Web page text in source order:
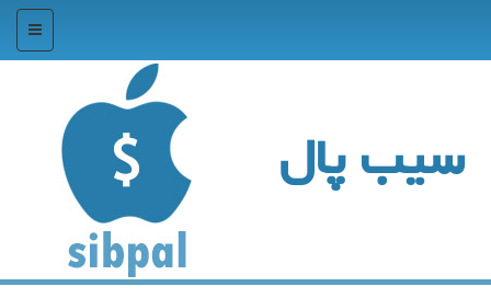
منو
سیب پال